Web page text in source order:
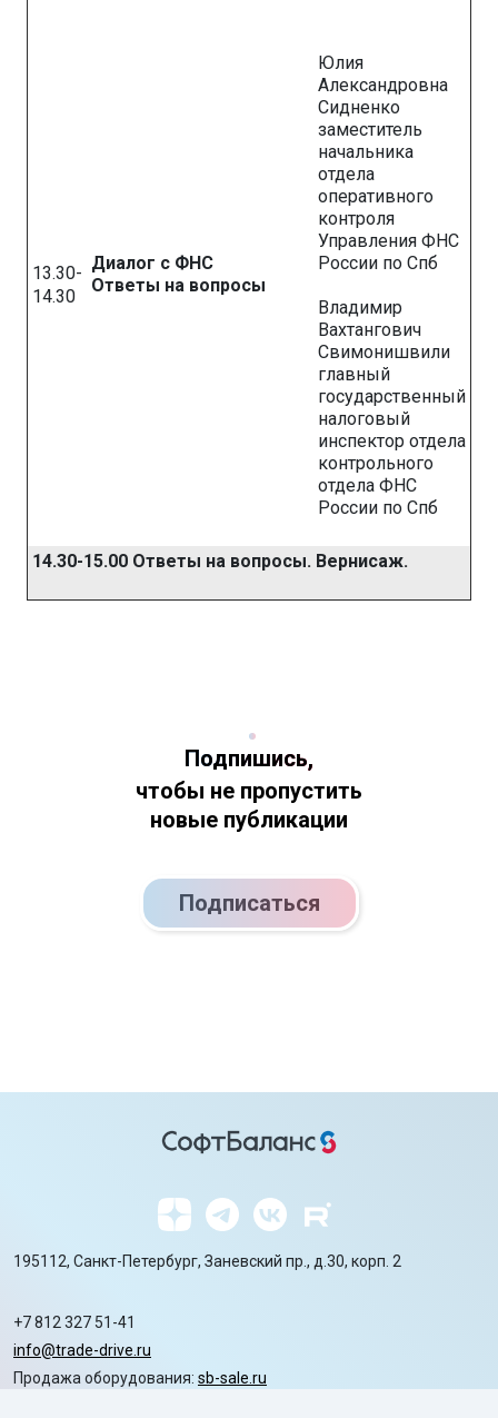
13.30-
14.30
Диалог с ФНС
Ответы на вопросы
Юлия
Александровна
Сидненко
заместитель
начальника
отдела
оперативного
контроля
Управления ФНС
России по Спб
Владимир
Вахтангович
Свимонишвили
главный
государственный
налоговый
инспектор отдела
контрольного
отдела ФНС
России по Спб
14.30-15.00 Ответы на вопросы. Вернисаж.
Подпишись,
чтобы не пропустить
новые публикации
Подписаться
195112, Санкт-Петербург, Заневский пр., д.30, корп. 2
+7 812 327 51-41
info@trade-drive.ru
Продажа оборудования: sb-sale.ru